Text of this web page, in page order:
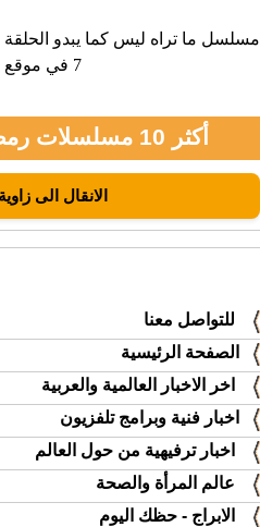
7 في موقع فرفش
أكثر 10 مسلسلات رمضان 2026 مشاهدة
للتواصل معنا
الصفحة الرئيسية
اخر الاخبار العالمية والعربية
اخبار فنية وبرامج تلفزيون
اخبار ترفيهية من حول العالم
عالم المرأة والصحة
الابراج - حظك اليوم